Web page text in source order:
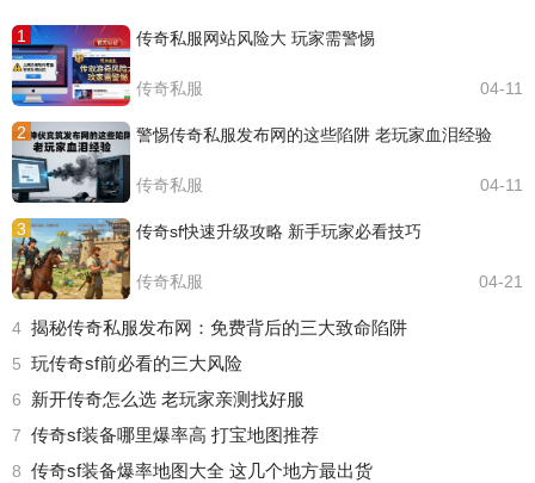
1 传奇私服网站风险大 玩家需警惕
传奇私服 04-11
2 警惕传奇私服发布网的这些陷阱 老玩家血泪经验
传奇私服 04-11
3 传奇sf快速升级攻略 新手玩家必看技巧
传奇私服 04-21
4 揭秘传奇私服发布网：免费背后的三大致命陷阱
5 玩传奇sf前必看的三大风险
6 新开传奇怎么选 老玩家亲测找好服
7 传奇sf装备哪里爆率高 打宝地图推荐
8 传奇sf装备爆率地图大全 这几个地方最出货